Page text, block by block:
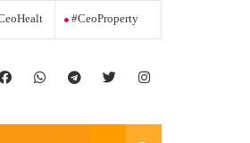
#ceoProperty